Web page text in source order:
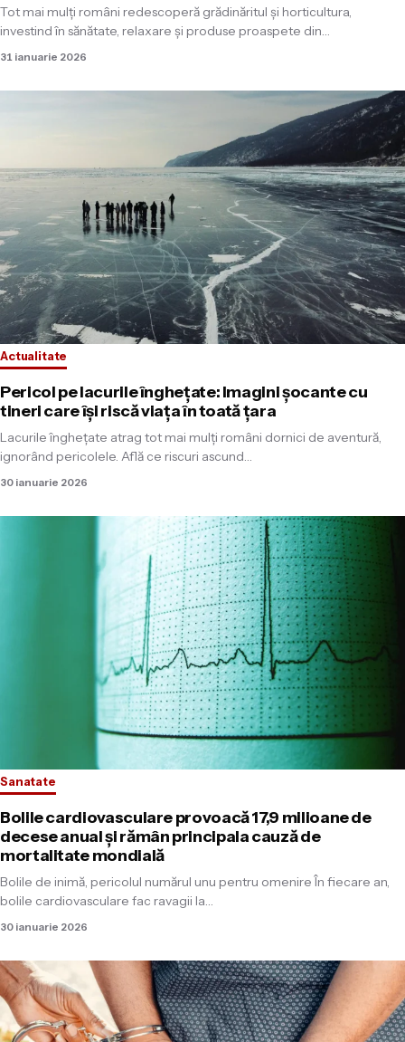
Tot mai mulți români redescoperă grădinăritul și horticultura,
investind în sănătate, relaxare și produse proaspete din…
31 ianuarie 2026
Actualitate
Pericol pe lacurile înghețate: Imagini șocante cu
tineri care își riscă viața în toată țara
Lacurile înghețate atrag tot mai mulți români dornici de aventură,
ignorând pericolele. Află ce riscuri ascund…
30 ianuarie 2026
Sanatate
Bolile cardiovasculare provoacă 17,9 milioane de
decese anual și rămân principala cauză de
mortalitate mondială
Bolile de inimă, pericolul numărul unu pentru omenire În fiecare an,
bolile cardiovasculare fac ravagii la…
30 ianuarie 2026